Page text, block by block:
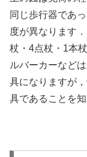
同じ歩行器であ
度が異なります
杖・4点杖・1本
ルバーカーなど
具になりますが
具であることを